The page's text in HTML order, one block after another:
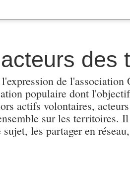
des
de
populaire dont
actifs volontaires,
sur les territoires.
les partager en